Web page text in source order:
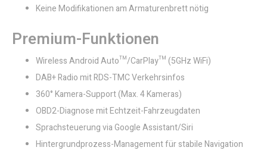
Keine Modifikationen am Armaturenbrett nötig
Premium-Funktionen
Wireless Android Auto™/CarPlay™ (5GHz WiFi)
DAB+ Radio mit RDS-TMC Verkehrsinfos
360° Kamera-Support (Max. 4 Kameras)
OBD2-Diagnose mit Echtzeit-Fahrzeugdaten
Sprachsteuerung via Google Assistant/Siri
Hintergrundprozess-Management für stabile Navigation